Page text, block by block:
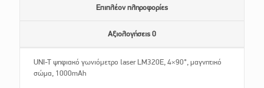
Επιπλέον πληροφορίες
Αξιολογήσεις 0
UNI-T ψηφιακό γωνιόμετρο laser LM320E, 4×90°, μαγνητικό
σώμα, 1000mAh